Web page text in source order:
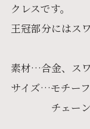
クレスです。
王冠部分にはス
素材…合金、ス
サイズ…モチー
チェーン